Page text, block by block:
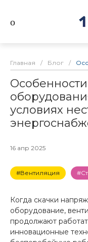
Главная / Блог /
условиях
16 апр 2025
#Вентиляция
Когда скачки
оборудование,
продолжают
инновационные